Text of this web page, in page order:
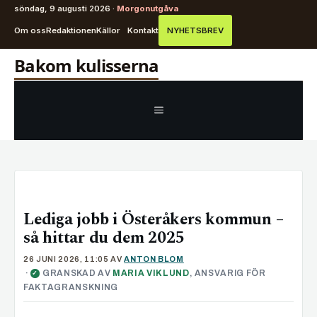
söndag, 9 augusti 2026 · Morgonutgåva
Om ossRedaktionenKällor Kontakt NYHETSBREV
HoppaBakom kulisserna
MENY
Lediga jobb i Österåkers kommun –
så hittar du dem 2025
26 JUNI 2026, 11:05 AVANTON BLOM
· ✓ GRANSKAD AV MARIA VIKLUND, ANSVARIG FÖR
FAKTAGRANSKNING